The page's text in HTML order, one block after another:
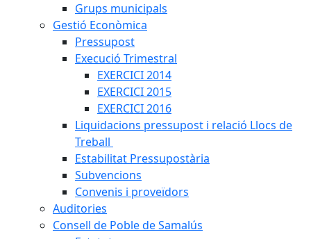
Grups municipals
Gestió Econòmica
Pressupost
Execució Trimestral
EXERCICI 2014
EXERCICI 2015
EXERCICI 2016
Liquidacions pressupost i relació Llocs de
Treball
Estabilitat Pressupostària
Subvencions
Convenis i proveïdors
Auditories
Consell de Poble de Samalús